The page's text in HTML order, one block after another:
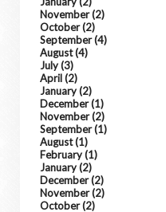
November(2)
October(2)
September(4)
August(4)
July(3)
April(2)
January(2)
December(1)
November(2)
September(1)
August(1)
February(1)
January(2)
December(2)
November(2)
October(2)